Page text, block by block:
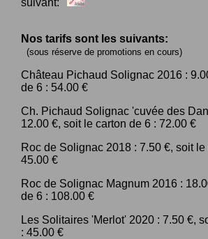
Nos tarifs sont les suivants:
(sous réserve de promotions en cours)
Château Pichaud Solignac 2016 :
de 6 : 54.00 €
Ch. Pichaud Solignac 'cuvée des
12.00 €, soit le carton de 6 : 72.00 €
Roc de Solignac 2018 : 7.50 €, soit le
45.00 €
Roc de Solignac Magnum 2016 :
de 6 : 108.00 €
Les Solitaires 'Merlot' 2020 : 7.50 €,
: 45.00 €